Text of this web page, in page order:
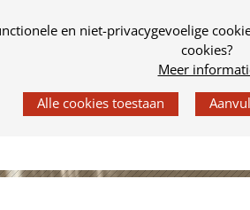
en niet-privacygevoelige
cookies?
Meer